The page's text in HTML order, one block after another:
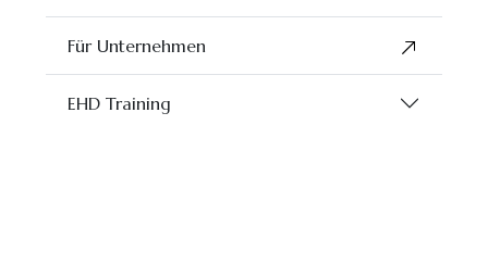
Für Unternehmen
EHD Training